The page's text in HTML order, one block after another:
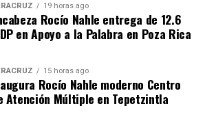
19 horas ago
Rocío Nahle entrega de 12.6
en Apoyo a la Palabra en Poza Rica
15 horas ago
Rocío Nahle moderno Centro
Atención Múltiple en Tepetzintla